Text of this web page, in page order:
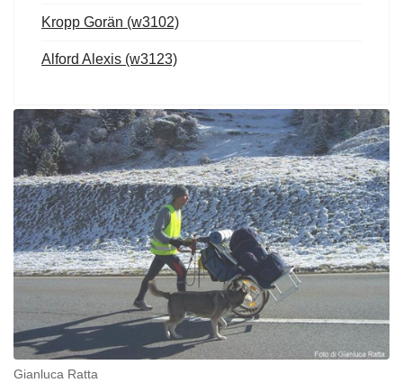
Kropp Gorän (w3102)
Alford Alexis (w3123)
Gianluca Ratta